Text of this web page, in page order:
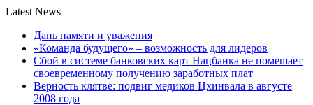
Latest News
Дань памяти и уважения
«Команда будущего» – возможность для лидеров
Сбой в системе банковских карт Нацбанка не помешает
своевременному получению заработных плат
Верность клятве: подвиг медиков Цхинвала в августе
2008 года